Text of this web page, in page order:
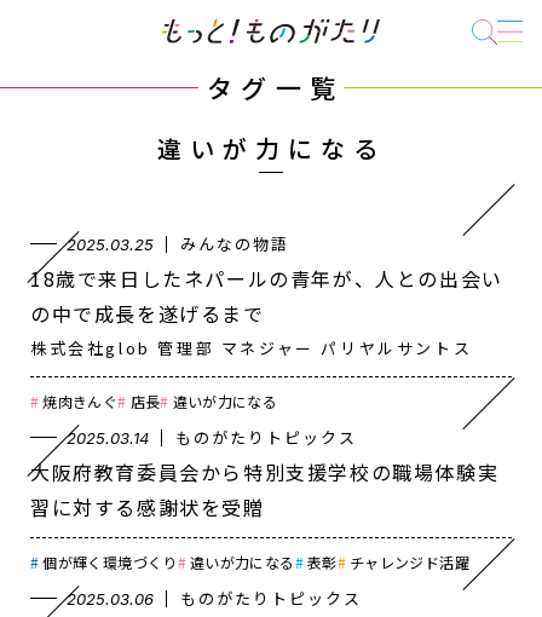
タグ一覧
違いが力になる
2025.03.25 みんなの物語
18歳で来日したネパールの青年が、人との出会い
の中で成長を遂げるまで
株式会社glob 管理部 マネジャー パリヤルサントス
焼肉きんぐ 店長 違いが力になる
2025.03.14 ものがたりトピックス
大阪府教育委員会から特別支援学校の職場体験実
習に対する感謝状を受贈
個が輝く環境づくり 違いが力になる 表彰 チャレンジド活躍
2025.03.06 ものがたりトピックス